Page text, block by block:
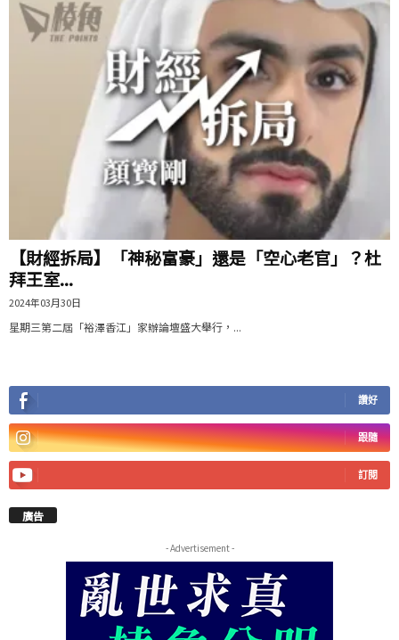
【財經拆局】「神秘富豪」還是「空心老官」？杜
拜王室...
2024年03月30日
星期三第二屆「裕澤香江」家辦論壇盛大舉行，...
讚好
跟隨
訂閱
廣告
- Advertisement -